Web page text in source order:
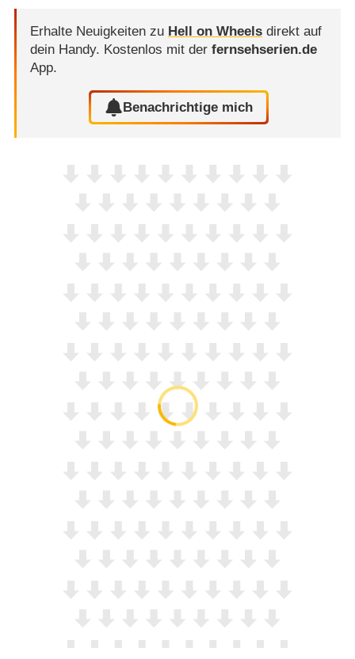
Erhalte Neuigkeiten zu Hell on Wheelsdirekt auf
dein Handy. Kostenlos mit der fernsehserien.de
App.
Benachrichtige mich